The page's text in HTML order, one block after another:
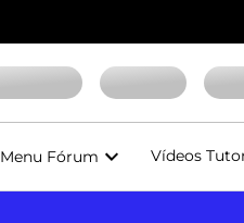
Menu Fórum Vídeos